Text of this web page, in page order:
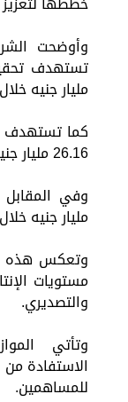
وأوضحت
مليار جنيه
كما تستهدف
26.16 مليار جنيه خلال 2026.
مليار جنيه
وتعكس هذه
مستويات
والتصديري.
وتأتي
الاستفادة
للمساهمين.